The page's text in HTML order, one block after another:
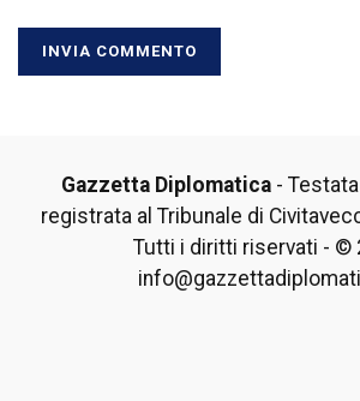
Gazzetta Diplomatica-
registrata al Tribunale di
Tutti i diritti riservati - ©